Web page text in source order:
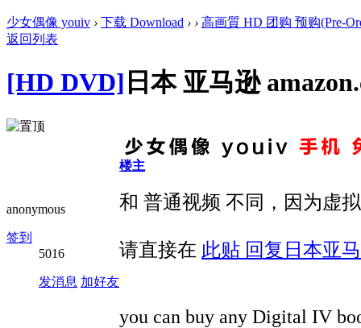
少女偶像 youiv › 下载 Download › › 高画質 HD 团购 预购(Pre-
返回列表
[HD DVD] 日本 亚马逊
anonymous
签到
5016
发消息 加好友
楼主
和 普通视频 不同，因为虚
请直接在 此贴 回复日本亚
you can buy any Digital IV